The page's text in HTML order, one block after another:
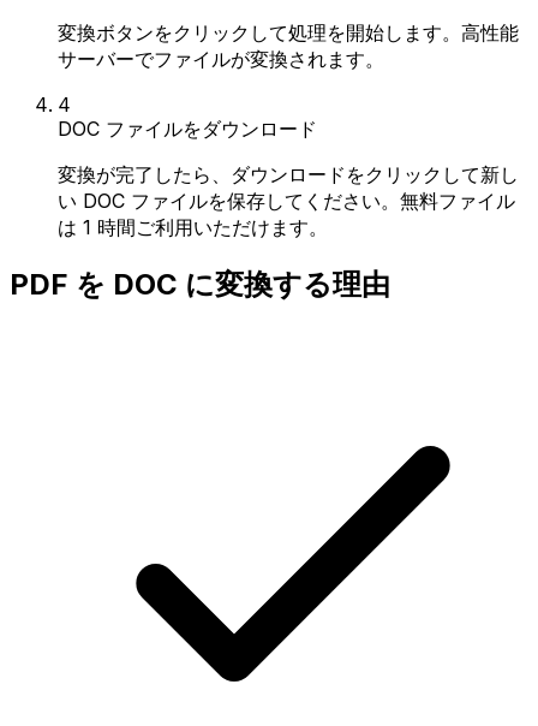
変換ボタンをクリックして処理を開始します。高性能
サーバーでファイルが変換されます。
4
DOC ファイルをダウンロード
変換が完了したら、ダウンロードをクリックして新し
い DOC ファイルを保存してください。無料ファイル
は 1 時間ご利用いただけます。
PDF を DOC に変換する理由